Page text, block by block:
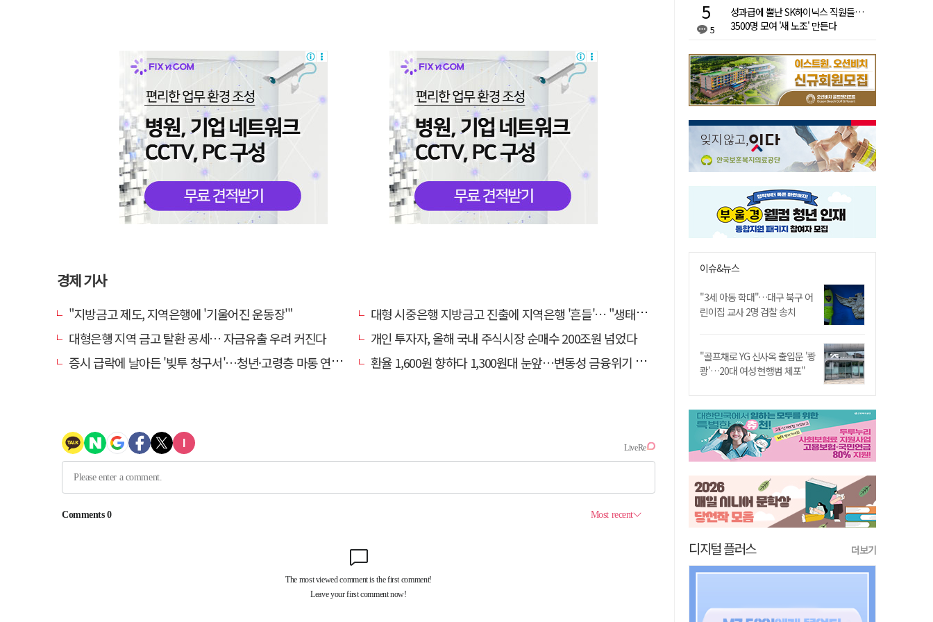
경제 기사
"지방금고 제도, 지역은행에 '기울어진 운동장'"
대형 시중은행 지방금고 진출에 지역은행 '흔들'… "생태계 보호 장치 필요"
대형은행 지역 금고 탈환 공세… 자금유출 우려 커진다
개인 투자자, 올해 국내 주식시장 순매수 200조원 넘었다
증시 급락에 날아든 '빚투 청구서'…청년·고령층 마통 연체↑
환율 1,600원 향하다 1,300원대 눈앞…변동성 금융위기 후 최고
5
성과급에 뿔난 SK하이닉스 직원들…
3500명 모여 '새 노조' 만든다
이슈&뉴스
"3세 아동 학대"…대구 북구 어
린이집 교사 2명 검찰 송치
"골프채로 YG 신사옥 출입문 '쾅
쾅'…20대 여성 현행범 체포"
디지털 플러스 더보기